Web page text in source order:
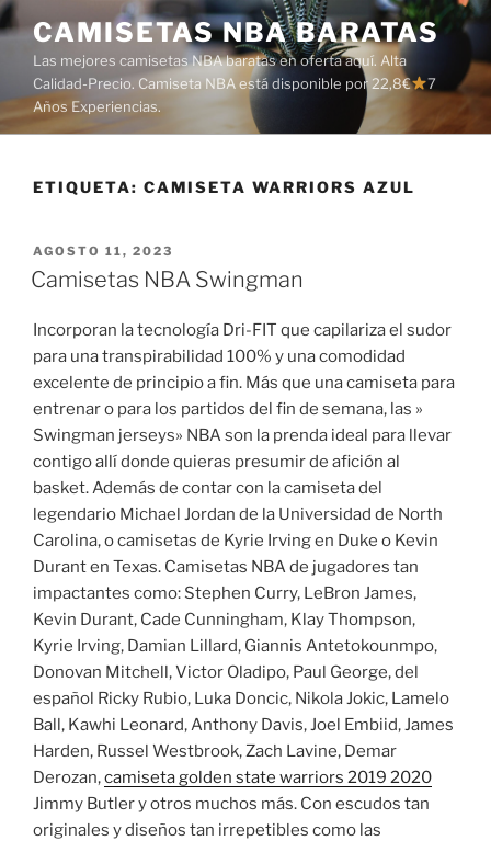
Saltar
al
contenido
CAMISETAS NBA BARATAS
Las mejores camisetas NBA baratas en oferta aquí. Alta
Calidad-Precio. Camiseta NBA está disponible por 22,8€
7
Años Experiencias.
ETIQUETA: CAMISETA WARRIORS AZUL
PUBLICADO
EL
AGOSTO 11, 2023
Camisetas NBA Swingman
Incorporan la tecnología Dri-FIT que capilariza el sudor
para una transpirabilidad 100% y una comodidad
excelente de principio a fin. Más que una camiseta para
entrenar o para los partidos del fin de semana, las »
Swingman jerseys» NBA son la prenda ideal para llevar
contigo allí donde quieras presumir de afición al
basket. Además de contar con la camiseta del
legendario Michael Jordan de la Universidad de North
Carolina, o camisetas de Kyrie Irving en Duke o Kevin
Durant en Texas. Camisetas NBA de jugadores tan
impactantes como: Stephen Curry, LeBron James,
Kevin Durant, Cade Cunningham, Klay Thompson,
Kyrie Irving, Damian Lillard, Giannis Antetokounmpo,
Donovan Mitchell, Victor Oladipo, Paul George, del
español Ricky Rubio, Luka Doncic, Nikola Jokic, Lamelo
Ball, Kawhi Leonard, Anthony Davis, Joel Embiid, James
Harden, Russel Westbrook, Zach Lavine, Demar
Derozan,camiseta golden state warriors 2019 2020
Jimmy Butler y otros muchos más. Con escudos tan
originales y diseños tan irrepetibles como las